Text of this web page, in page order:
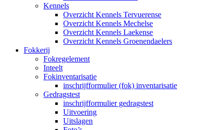
Kennels
Overzicht Kennels Tervuerense
Overzicht Kennels Mechelse
Overzicht Kennels Laekense
Overzicht Kennels Groenendaelers
Fokkerij
Fokregelement
Inteelt
Fokinventarisatie
inschrijfformulier (fok) inventarisatie
Gedragstest
inschrijfformulier gedragstest
Uitvoering
Uitslagen